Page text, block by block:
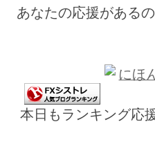
あなたの応援がある
本日もランキング応